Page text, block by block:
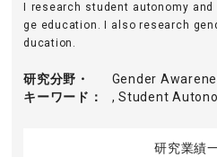
I research student autonomy
ge education. I also research
ducation.
研究分野・
キーワード
Gender
, Student
研究業績